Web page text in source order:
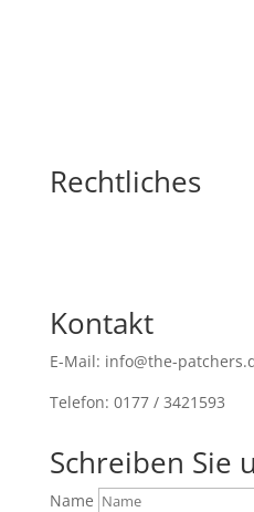
Rechtliches
Kontakt
E-Mail: info@the-
Telefon: 0177 / 3421593
Schreiben Sie
Name